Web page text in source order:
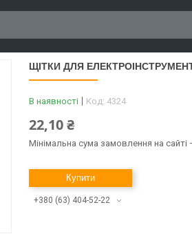
ЩІТКИ ДЛЯ
В наявності Код: 4324
22,10 ₴
Мінімальна сума замовлення на сайті
Купити
+380 (63) 404-52-22